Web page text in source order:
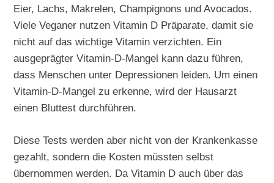
Eier, Lachs, Makrelen, Champignons und Avocados.
Viele Veganer nutzen Vitamin D Präparate, damit sie
nicht auf das wichtige Vitamin verzichten. Ein
ausgeprägter Vitamin-D-Mangel kann dazu führen,
dass Menschen unter Depressionen leiden. Um einen
Vitamin-D-Mangel zu erkenne, wird der Hausarzt
einen Bluttest durchführen.
Diese Tests werden aber nicht von der Krankenkasse
gezahlt, sondern die Kosten müssten selbst
übernommen werden. Da Vitamin D auch über das